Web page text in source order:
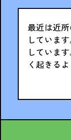
最近は近
していま
していま
く起きる